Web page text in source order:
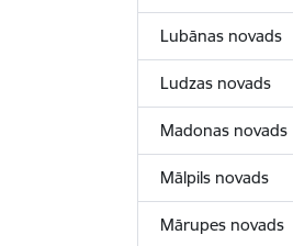
Lubānas novads
Ludzas novads
Madonas novads
Mālpils novads
Mārupes novads